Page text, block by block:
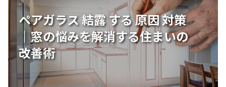
ペアガラス 結露 する 原因 対策
｜窓の悩みを解消する住まいの
改善術